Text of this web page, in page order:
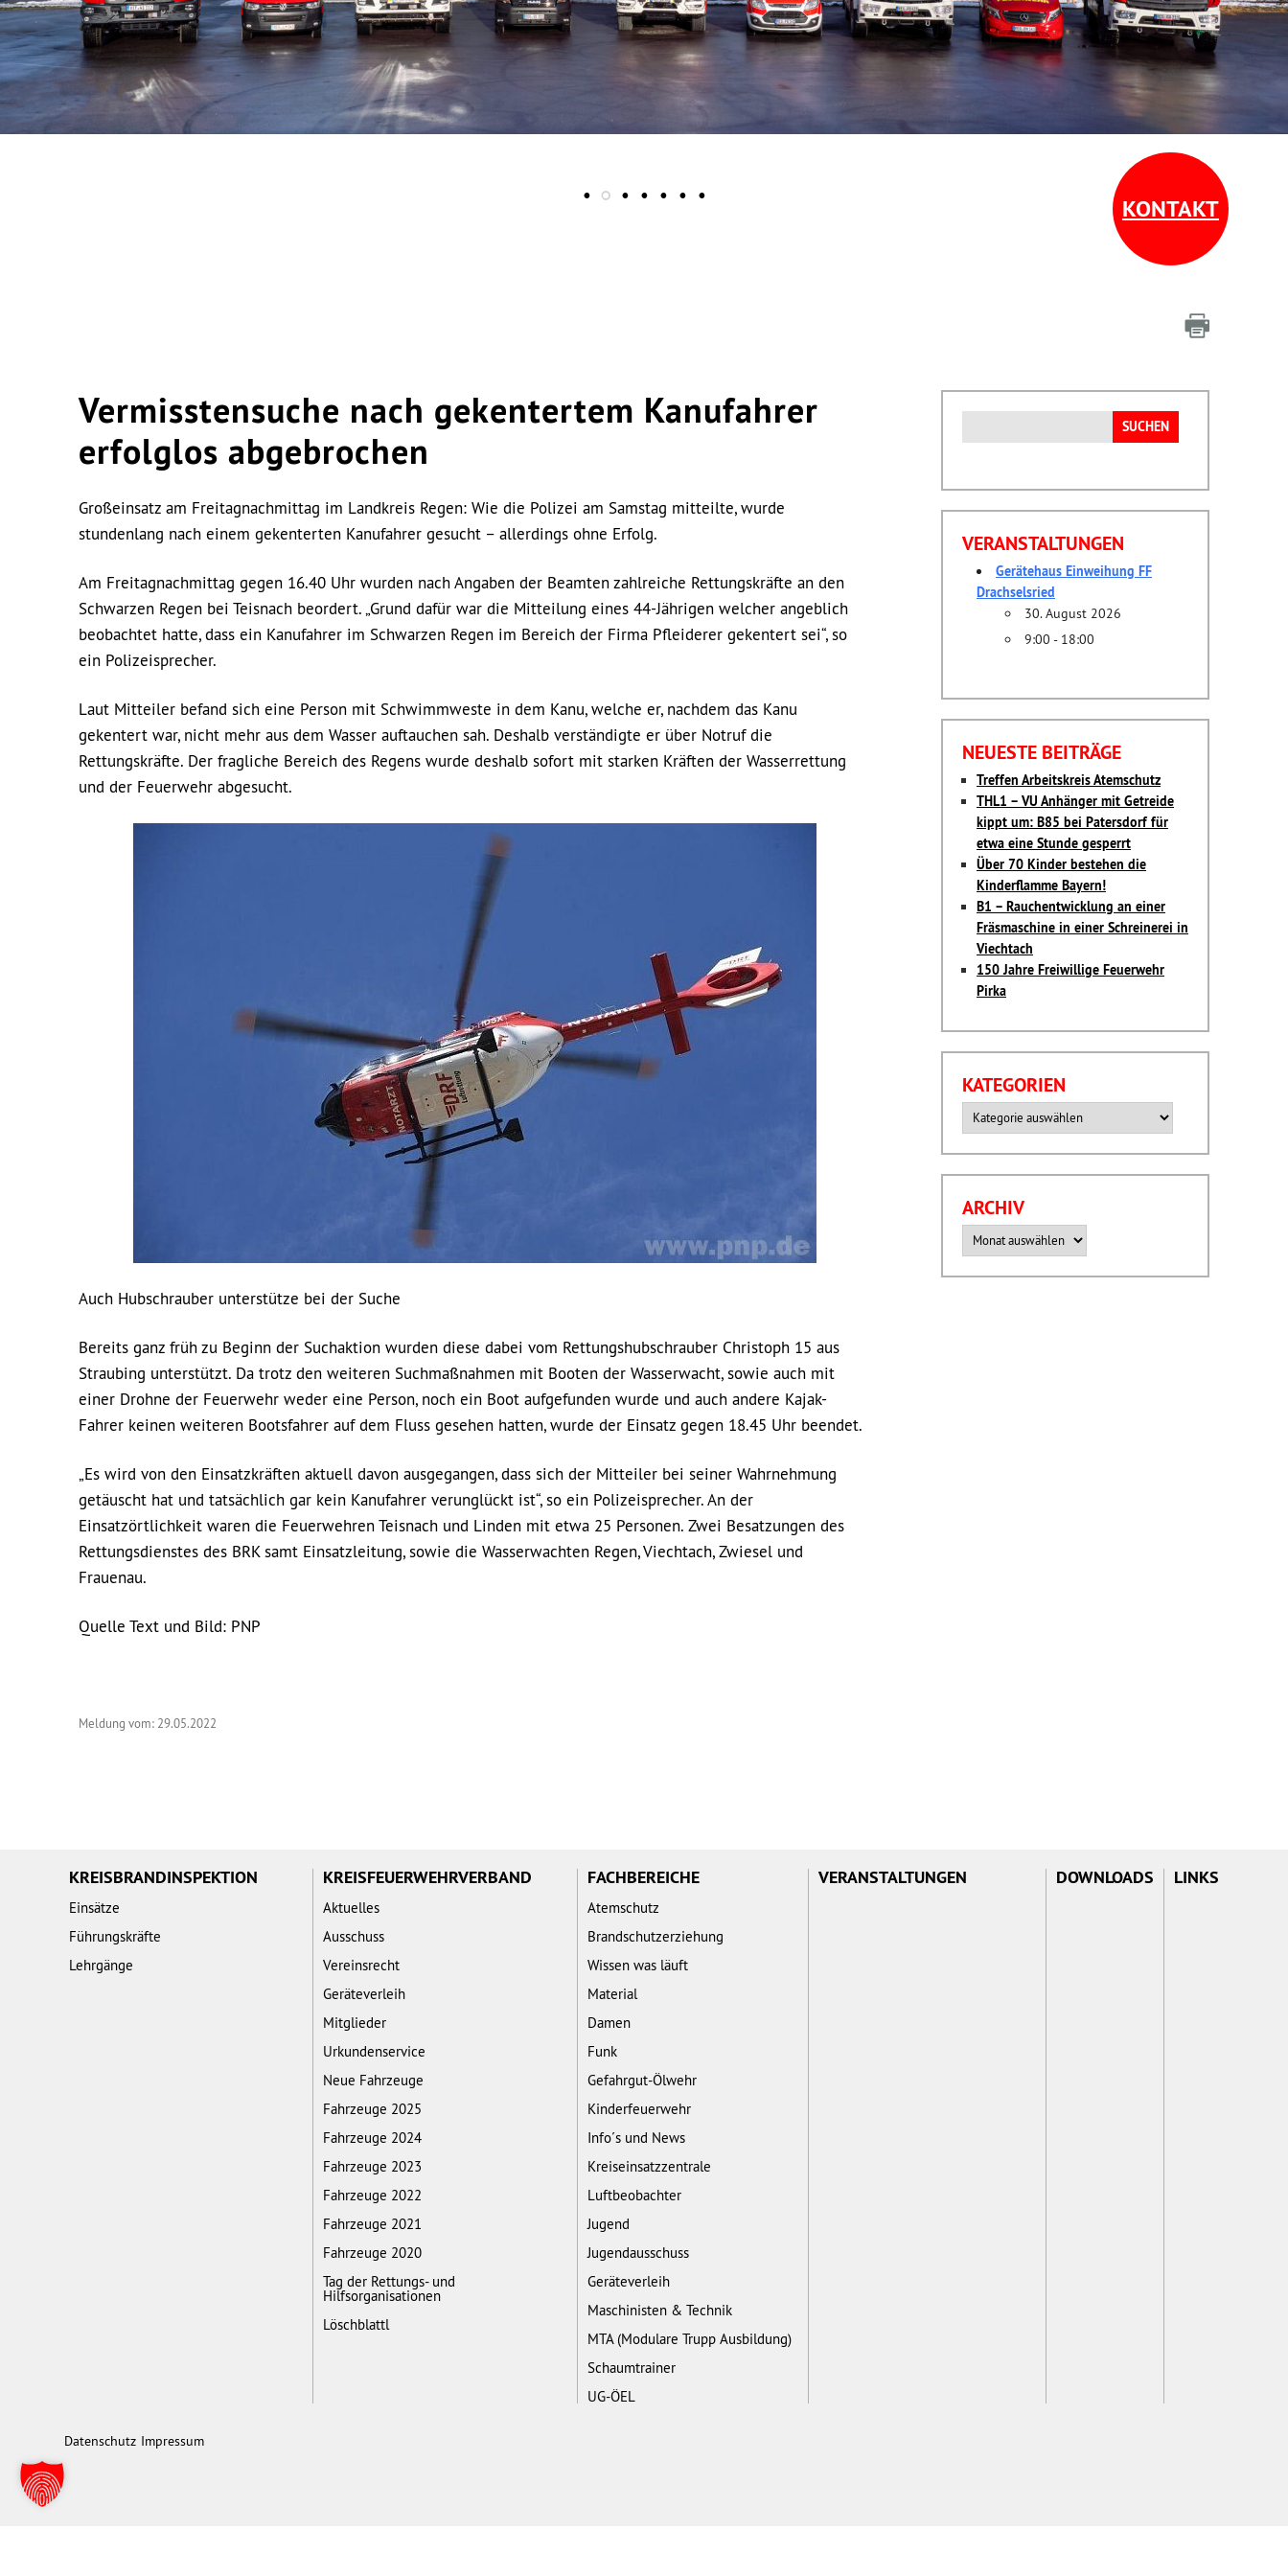
KONTAKT
Vermisstensuche nach gekentertem Kanufahrer
erfolglos abgebrochen
Großeinsatz am Freitagnachmittag im Landkreis Regen: Wie die Polizei am Samstag mitteilte, wurde
stundenlang nach einem gekenterten Kanufahrer gesucht – allerdings ohne Erfolg.
Am Freitagnachmittag gegen 16.40 Uhr wurden nach Angaben der Beamten zahlreiche Rettungskräfte an den
Schwarzen Regen bei Teisnach beordert. „Grund dafür war die Mitteilung eines 44-Jährigen welcher angeblich
beobachtet hatte, dass ein Kanufahrer im Schwarzen Regen im Bereich der Firma Pfleiderer gekentert sei“, so
ein Polizeisprecher.
Laut Mitteiler befand sich eine Person mit Schwimmweste in dem Kanu, welche er, nachdem das Kanu
gekentert war, nicht mehr aus dem Wasser auftauchen sah. Deshalb verständigte er über Notruf die
Rettungskräfte. Der fragliche Bereich des Regens wurde deshalb sofort mit starken Kräften der Wasserrettung
und der Feuerwehr abgesucht.
Auch Hubschrauber unterstütze bei der Suche
Bereits ganz früh zu Beginn der Suchaktion wurden diese dabei vom Rettungshubschrauber Christoph 15 aus
Straubing unterstützt. Da trotz den weiteren Suchmaßnahmen mit Booten der Wasserwacht, sowie auch mit
einer Drohne der Feuerwehr weder eine Person, noch ein Boot aufgefunden wurde und auch andere Kajak-
Fahrer keinen weiteren Bootsfahrer auf dem Fluss gesehen hatten, wurde der Einsatz gegen 18.45 Uhr beendet.
„Es wird von den Einsatzkräften aktuell davon ausgegangen, dass sich der Mitteiler bei seiner Wahrnehmung
getäuscht hat und tatsächlich gar kein Kanufahrer verunglückt ist“, so ein Polizeisprecher. An der
Einsatzörtlichkeit waren die Feuerwehren Teisnach und Linden mit etwa 25 Personen. Zwei Besatzungen des
Rettungsdienstes des BRK samt Einsatzleitung, sowie die Wasserwachten Regen, Viechtach, Zwiesel und
Frauenau.
Quelle Text und Bild: PNP
Meldung vom: 29.05.2022
nach:
VERANSTALTUNGEN
Gerätehaus Einweihung FF
Drachselsried
30. August 2026
9:00 - 18:00
NEUESTE BEITRÄGE
Treffen Arbeitskreis Atemschutz
THL1 – VU Anhänger mit Getreide
kippt um: B85 bei Patersdorf für
etwa eine Stunde gesperrt
Über 70 Kinder bestehen die
Kinderflamme Bayern!
B1 – Rauchentwicklung an einer
Fräsmaschine in einer Schreinerei in
Viechtach
150 Jahre Freiwillige Feuerwehr
Pirka
KATEGORIEN
Kategorien
ARCHIV
Archiv
KREISBRANDINSPEKTION
Einsätze
Führungskräfte
Lehrgänge
KREISFEUERWEHRVERBAND
Aktuelles
Ausschuss
Vereinsrecht
Geräteverleih
Mitglieder
Urkundenservice
Neue Fahrzeuge
Fahrzeuge 2025
Fahrzeuge 2024
Fahrzeuge 2023
Fahrzeuge 2022
Fahrzeuge 2021
Fahrzeuge 2020
Tag der Rettungs- und
Hilfsorganisationen
Löschblattl
FACHBEREICHE
Atemschutz
Brandschutzerziehung
Wissen was läuft
Material
Damen
Funk
Gefahrgut-Ölwehr
Kinderfeuerwehr
Info´s und News
Kreiseinsatzzentrale
Luftbeobachter
Jugend
Jugendausschuss
Geräteverleih
Maschinisten & Technik
MTA (Modulare Trupp Ausbildung)
Schaumtrainer
UG-ÖEL
VERANSTALTUNGEN DOWNLOADS LINKS
Datenschutz Impressum